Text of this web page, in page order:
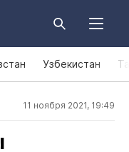
Узбекистан
11 ноября 2021, 19:49